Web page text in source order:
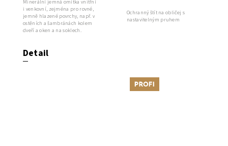
Detail
Minerální jemná omítka vnitřní
i venkovní, zejména pro rovné,
jemně hlazené povrchy, např. v
ostěních a šambránách kolem
dveří a oken a na soklech.
Ochranný štít na obličej s
nastavitelným pruhem
Tip